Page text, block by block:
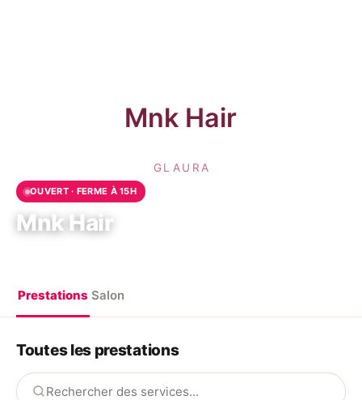
OUVERT · FERME À 15H
Mnk Hair
Prestations Salon
Toutes les prestations